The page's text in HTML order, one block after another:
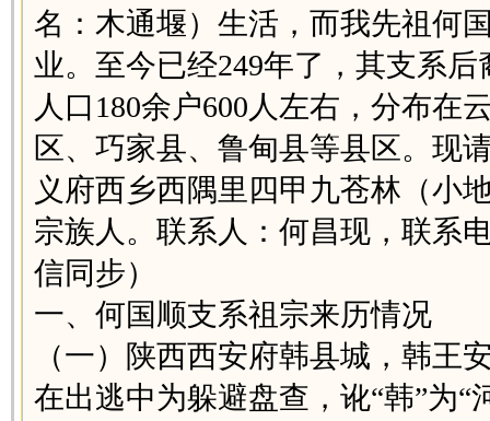
名：木通堰）生活，而我先祖何
业。至今已经249年了，其支系
人口180余户600人左右，分布在
区、巧家县、鲁甸县等县区。现
义府西乡西隅里四甲九苍林（小
宗族人。联系人：何昌现，联系
信同步）
一、何国顺支系祖宗来历情况
（一）陕西西安府韩县城，韩王
在出逃中为躲避盘查，讹“韩”为“